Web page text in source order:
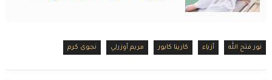
نور فتح الله أزياء كارينا كابور مريم أوزرلي نجوى كرم